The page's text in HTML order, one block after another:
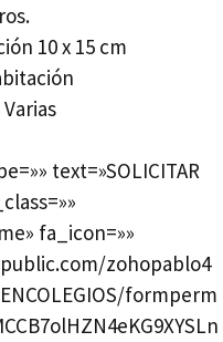
10 x 15 cm
text=»SOLICITAR
fa_icon=»»
zohopablo4
formperm